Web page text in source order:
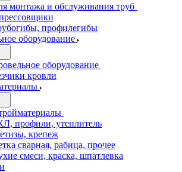
монтажа и обслуживания труб
профилегибы
оборудование
оборудование
кровли
профили, утеплитель
крепеж
сварная, рабица, прочее
смеси, краска, шпатлевка